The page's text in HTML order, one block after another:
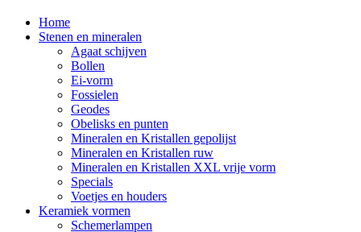
Home
Stenen en mineralen
Agaat schijven
Bollen
Ei-vorm
Fossielen
Geodes
Obelisks en punten
Mineralen en Kristallen gepolijst
Mineralen en Kristallen ruw
Mineralen en Kristallen XXL vrije vorm
Specials
Voetjes en houders
Keramiek vormen
Schemerlampen